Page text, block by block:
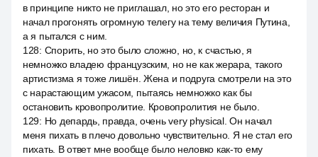
в принципе никто не приглашал, но это его ресторан и
начал прогонять огромную телегу на тему величия Путина,
а я пытался с ним.
128: Спорить, но это было сложно, но, к счастью, я
немножко владею французским, но не как жерара, такого
артистизма я тоже лишён. Жена и подруга смотрели на это
с нарастающим ужасом, пытаясь немножко как бы
остановить кровопролитие. Кровопролития не было.
129: Но депардь, правда, очень very physical. Он начал
меня пихать в плечо довольно чувствительно. Я не стал его
пихать. В ответ мне вообще было неловко как-то ему